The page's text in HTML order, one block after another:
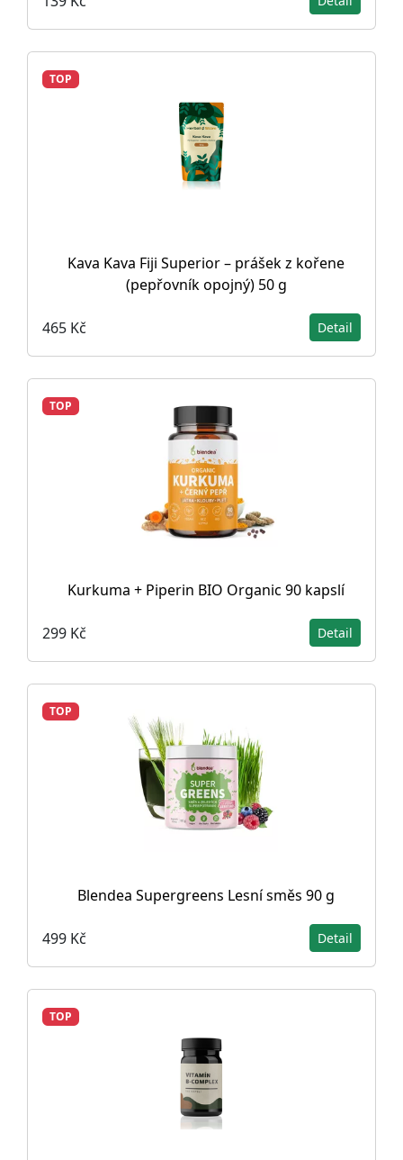
TOP
Kava Kava Fiji Superior – prášek z kořene
(pepřovník opojný) 50 g
465 Kč Detail
TOP
Kurkuma + Piperin BIO Organic 90 kapslí
299 Kč Detail
TOP
Blendea Supergreens Lesní směs 90 g
499 Kč Detail
TOP